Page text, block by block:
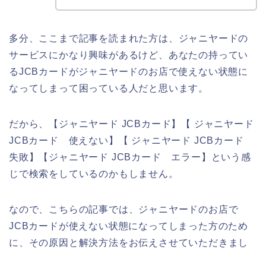
多分、ここまで記事を読まれた方は、ジャニヤードの
サービスにかなり興味があるけど、あなたの持ってい
るJCBカードがジャニヤードのお店で使えない状態に
なってしまって困っている人だと思います。
だから、【ジャニヤード JCBカード】【 ジャニヤード
JCBカード 使えない】【 ジャニヤード JCBカード
失敗】【ジャニヤード JCBカード エラー】という感
じで検索をしているのかもしません。
なので、こちらの記事では、ジャニヤードのお店で
JCBカードが使えない状態になってしまった方のため
に、その原因と解決方法をお伝えさせていただきまし